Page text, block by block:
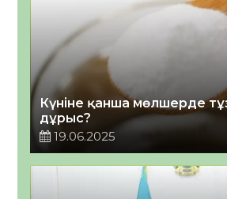
Күніне қанша мөлшерде
дұрыс?
19.06.2025